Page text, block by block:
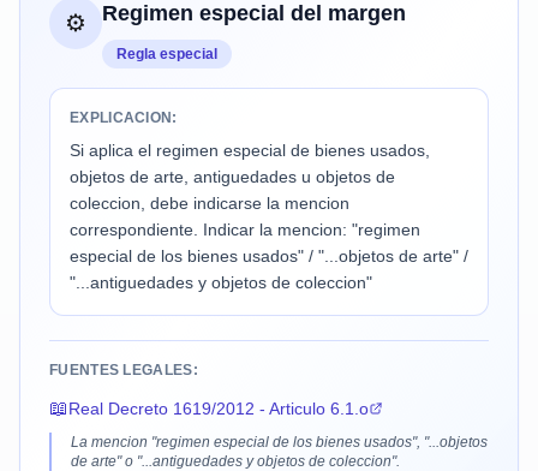
⚙️ Regimen especial del margen
Regla especial
EXPLICACION:
Si aplica el regimen especial de bienes usados,
objetos de arte, antiguedades u objetos de
coleccion, debe indicarse la mencion
correspondiente. Indicar la mencion: "regimen
especial de los bienes usados" / "...objetos de arte" /
"...antiguedades y objetos de coleccion"
FUENTES LEGALES:
📖Real Decreto 1619/2012 - Articulo 6.1.o
La mencion "regimen especial de los bienes usados", "...objetos
de arte" o "...antiguedades y objetos de coleccion".